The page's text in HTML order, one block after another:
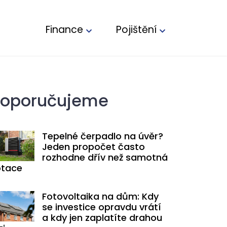
Finance Pojištění
Tepelné čerpadlo na úvěr?
Jeden propočet často
rozhodne dřív než samotná
Fotovoltaika na dům: Kdy
se investice opravdu vrátí
a kdy jen zaplatíte drahou